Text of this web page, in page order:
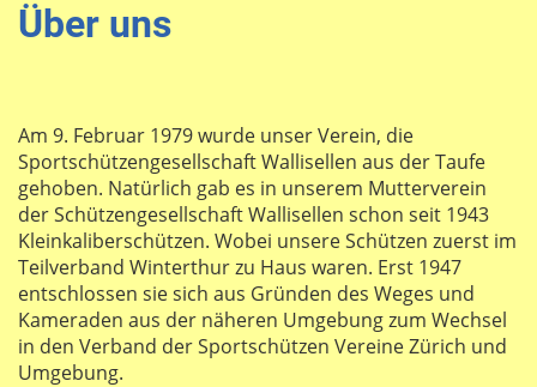
Über uns
Am 9. Februar 1979 wurde unser Verein, die
Sportschützengesellschaft Wallisellen aus der Taufe
gehoben. Natürlich gab es in unserem Mutterverein
der Schützengesellschaft Wallisellen schon seit 1943
Kleinkaliberschützen. Wobei unsere Schützen zuerst im
Teilverband Winterthur zu Haus waren. Erst 1947
entschlossen sie sich aus Gründen des Weges und
Kameraden aus der näheren Umgebung zum Wechsel
in den Verband der Sportschützen Vereine Zürich und
Umgebung.